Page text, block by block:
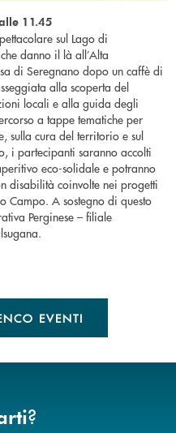
11.45
sul Lago di
danno il là all’Alta
di Seregnano dopo un caffè di
alla scoperta del
locali e alla guida degli
a tappe tematiche per
sulla cura del territorio e sul
i partecipanti saranno accolti
eco-solidale e potranno
disabilità coinvolte nei progetti
Campo. A sostegno di questo
Perginese – filiale
EVENTI
?